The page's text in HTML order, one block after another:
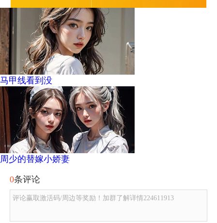
马甲线看到没
周少的替嫁小娇妻
0条评论
评论赢取激活码/周边等奖励！加群了解详情224611913